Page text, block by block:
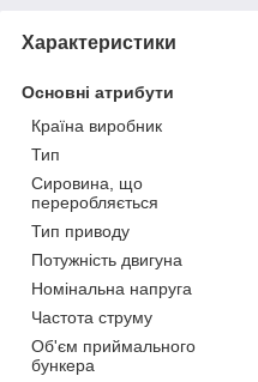
Характеристики
Основні атрибути
Країна виробник
Тип
Сировина, що
переробляється
Тип приводу
Потужність двигуна
Номінальна напруга
Частота струму
Об'єм приймального
бункера